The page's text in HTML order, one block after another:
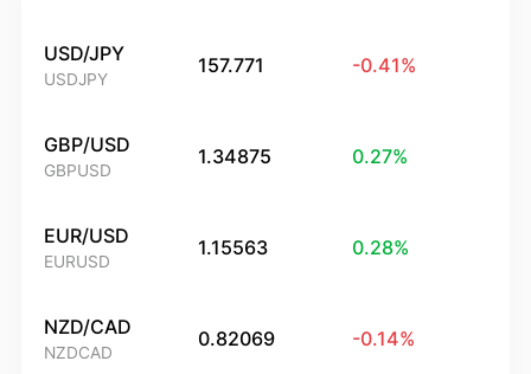
USD/JPY
USDJPY
157.771 -0.41%
GBP/USD
GBPUSD
1.34875 0.27%
EUR/USD
EURUSD
1.15563 0.28%
NZD/CAD
NZDCAD
0.82069 -0.14%